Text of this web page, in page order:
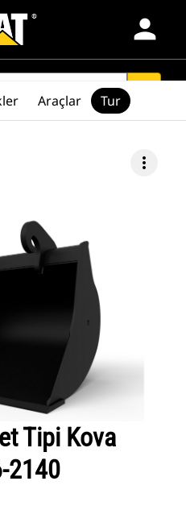
person
more_vert
Tipi Kova
2140
Araçlar Tur